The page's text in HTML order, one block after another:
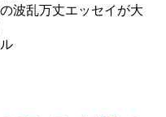
波乱万丈エッセイが大